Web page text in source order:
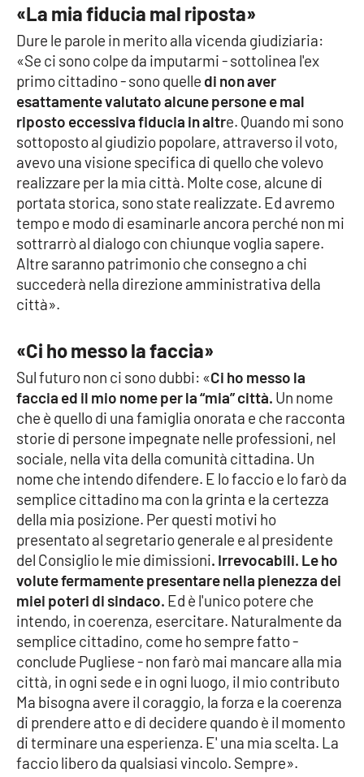
Imprese Di Calabria
Le perfidie di Antonella Grippo
Venti di comunicazione
STREAMING
LaC TV
LaC Network
LaC OnAir
EDIZIONI
LOCALI
Catanzaro
Crotone
Vibo Valentia
Reggio Calabria
Cosenza
Lamezia Terme
PROGETTI
SPECIALI
Buona Sanità Calabria
LA
CALABRIAVISIONE
«La mia fiducia mal riposta»
Dure le parole in merito alla vicenda giudiziaria:
«Se ci sono colpe da imputarmi - sottolinea l'ex
primo cittadino - sono quelle di non aver
esattamente valutato alcune persone e mal
riposto eccessiva fiducia in altre. Quando mi sono
sottoposto al giudizio popolare, attraverso il voto,
avevo una visione specifica di quello che volevo
realizzare per la mia città. Molte cose, alcune di
portata storica, sono state realizzate. Ed avremo
tempo e modo di esaminarle ancora perché non mi
sottrarrò al dialogo con chiunque voglia sapere.
Altre saranno patrimonio che consegno a chi
succederà nella direzione amministrativa della
città».
«Ci ho messo la faccia»
Sul futuro non ci sono dubbi: «Ci ho messo la
faccia ed il mio nome per la “mia” città. Un nome
che è quello di una famiglia onorata e che racconta
storie di persone impegnate nelle professioni, nel
sociale, nella vita della comunità cittadina. Un
nome che intendo difendere. E lo faccio e lo farò da
semplice cittadino ma con la grinta e la certezza
della mia posizione. Per questi motivi ho
presentato al segretario generale e al presidente
del Consiglio le mie dimissioni. Irrevocabili. Le ho
volute fermamente presentare nella pienezza dei
miei poteri di sindaco. Ed è l'unico potere che
intendo, in coerenza, esercitare. Naturalmente da
semplice cittadino, come ho sempre fatto -
conclude Pugliese - non farò mai mancare alla mia
città, in ogni sede e in ogni luogo, il mio contributo
Ma bisogna avere il coraggio, la forza e la coerenza
di prendere atto e di decidere quando è il momento
di terminare una esperienza. E' una mia scelta. La
faccio libero da qualsiasi vincolo. Sempre».